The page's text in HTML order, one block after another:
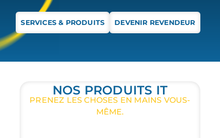
SERVICES & PRODUITS DEVENIR REVENDEUR
NOS PRODUITS IT
PRENEZ LES CHOSES EN MAINS VOUS-
MÊME.